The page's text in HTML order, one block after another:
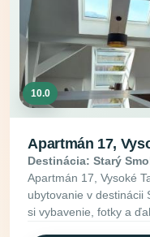
10.0
Apartmán 17,
Destinácia: Starý
Apartmán 17, Vysoké
ubytovanie v destinácii
si vybavenie, fotky a